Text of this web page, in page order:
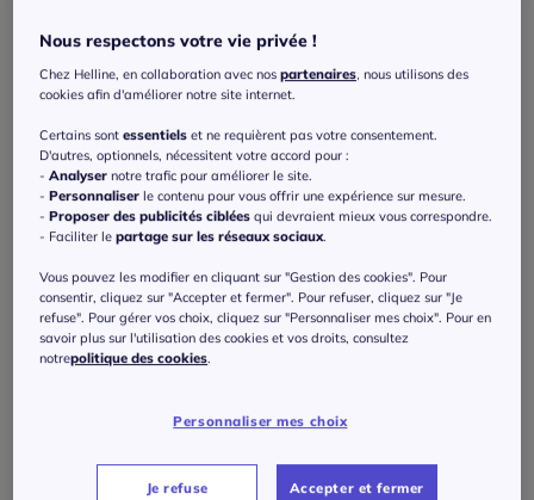
Robe à fleurs fluide avec encolure en V et fronces
89€
Linea Tesini
Nous respectons votre vie privée !
Chez Helline, en collaboration avec nospartenaires, nous utilisons des
cookies afin d'améliorer notre site internet.
Certains sontessentiels et ne requièrent pas votre consentement.
D'autres, optionnels, nécessitent votre accord pour :
-Analyser notre trafic pour améliorer le site.
-Personnaliser le contenu pour vous offrir une expérience sur mesure.
-Proposer des publicités ciblées qui devraient mieux vous correspondre.
- Faciliter lepartage sur les réseaux sociaux.
Vous pouvez les modifier en cliquant sur "Gestion des cookies". Pour
consentir, cliquez sur "Accepter et fermer". Pour refuser, cliquez sur "Je
refuse". Pour gérer vos choix, cliquez sur "Personnaliser mes choix". Pour en
savoir plus sur l'utilisation des cookies et vos droits, consultez
notrepolitique des cookies.
Personnaliser mes choix
Je refuse Accepter et fermer